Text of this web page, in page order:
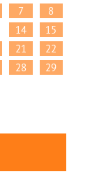
7
8
14
15
21
22
28
29